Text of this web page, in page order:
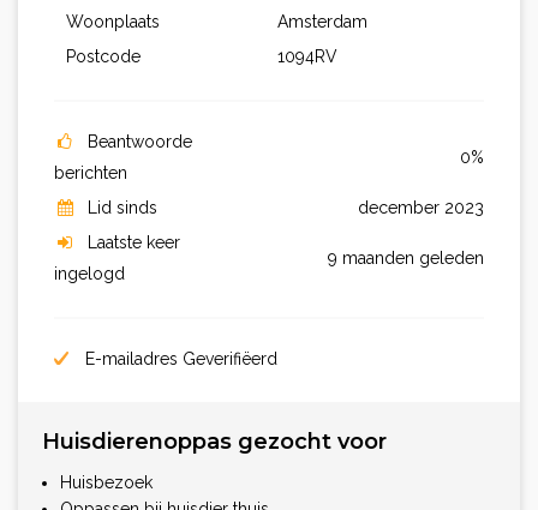
Woonplaats
Amsterdam
Postcode
1094RV
Beantwoorde
berichten
0%
Lid sinds
december 2023
Laatste keer
ingelogd
9 maanden geleden
E-mailadres Geverifiëerd
Huisdierenoppas gezocht voor
Huisbezoek